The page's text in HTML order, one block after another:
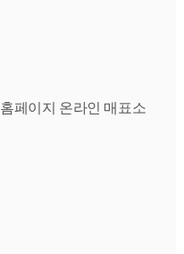
홈페이지 온라인 매표소